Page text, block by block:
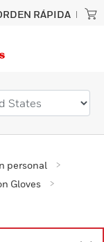
RÁPIDA
personal
Gloves